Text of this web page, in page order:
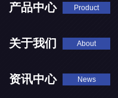
产品中心 Product
关于我们 About
资讯中心 News